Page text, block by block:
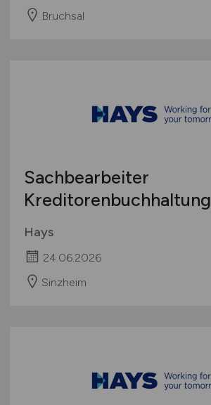
Bruchsal
Sachbearbeiter
Kreditorenbuchhaltung
Hays
24.06.2026
Sinzheim